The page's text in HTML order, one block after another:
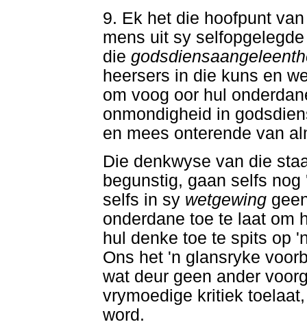
9. Ek het die hoofpunt
mens uit sy
die
heersers in die kuns en
om voog oor hul
onmondigheid in
en mees onterende van
Die denkwyse van die
begunstig, gaan selfs
selfs in sy wetgewing
onderdane toe te laat om
hul denke toe te spits op
Ons het 'n glansryke
wat deur geen ander
vrymoedige kritiek
word.